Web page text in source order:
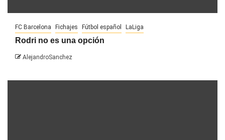
FC Barcelona Fichajes Fútbol español LaLiga
Rodri no es una opción
AlejandroSanchez